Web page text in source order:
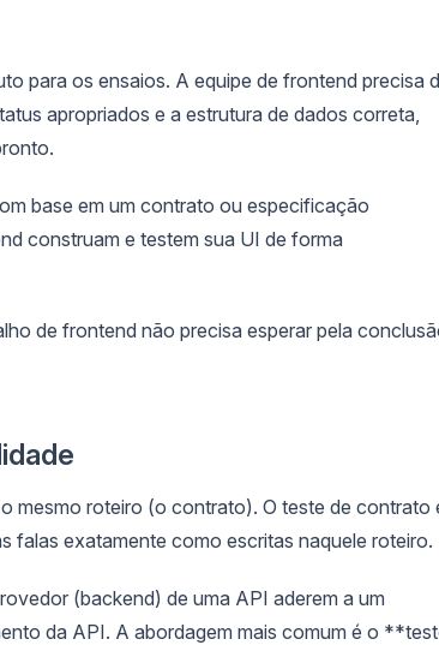
para os ensaios. A equipe de frontend precisa
apropriados e a estrutura de dados correta,
base em um contrato ou especificação
construam e testem sua UI de forma
de frontend não precisa esperar pela
mesmo roteiro (o contrato). O teste de contrato
falas exatamente como escritas naquele roteiro.
(backend) de uma API aderem a um
da API. A abordagem mais comum é o